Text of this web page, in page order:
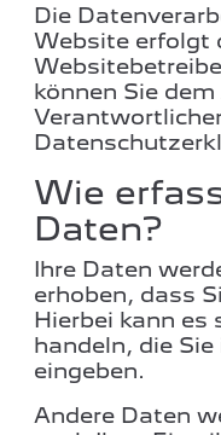
Die
Website erfolgt
können Sie
Wie
Daten?
Ihre Daten
erhoben, dass
Hierbei kann es
handeln, die
eingeben.
Andere Daten